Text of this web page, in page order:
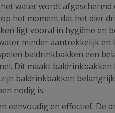
water wordt
het moment dat het dier
ligt vooral in hygiëne
minder aantrekkelijk en
baldrinkbakken een
Dit maakt
baldrinkbakken
nodig is.
eenvoudig en effectief. De